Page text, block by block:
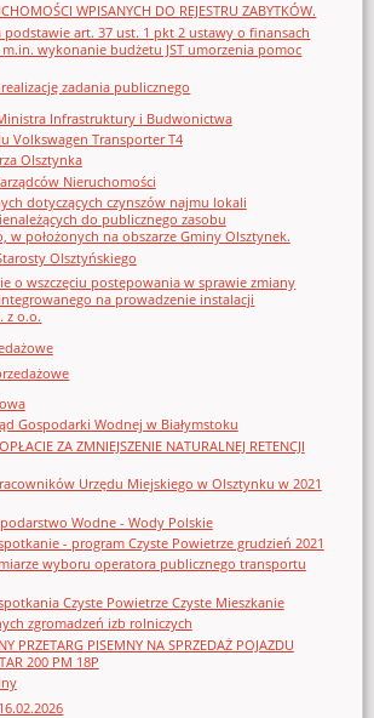
WPISANYCH DO REJESTRU ZABYTKÓW.
podstawie art. 37 ust. 1 pkt 2 ustawy o finansach
wykonanie budżetu JST umorzenia pomoc
zadania publicznego
Infrastruktury i Budwonictwa
Volkswagen Transporter T4
Olsztynka
Nieruchomości
dotyczących czynszów najmu lokali
do publicznego zasobu
w położonych na obszarze Gminy Olsztynek.
Olsztyńskiego
o wszczęciu postępowania w sprawie zmiany
na prowadzenie instalacji
z o.o.
Gospodarki Wodnej w Białymstoku
ZA ZMNIEJSZENIE NATURALNEJ RETENCJI
Urzędu Miejskiego w Olsztynku w 2021
Wodne - Wody Polskie
- program Czyste Powietrze grudzień 2021
wyboru operatora publicznego transportu
Czyste Powietrze Czyste Mieszkanie
zgromadzeń izb rolniczych
PRZETARG PISEMNY NA SPRZEDAŻ POJAZDU
200 PM 18P